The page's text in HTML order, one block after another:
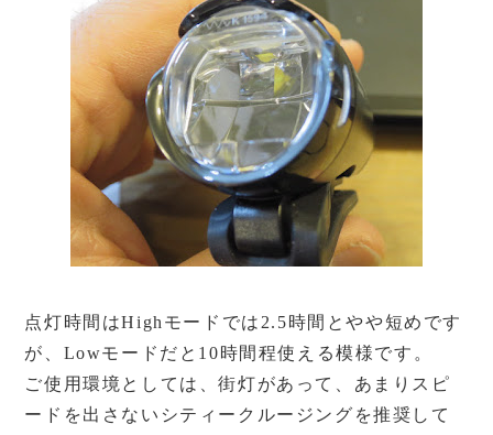
点灯時間はHighモードでは2.5時間とやや短めです
が、Lowモードだと10時間程使える模様です。
ご使用環境としては、街灯があって、あまりスピ
ードを出さないシティークルージングを推奨して